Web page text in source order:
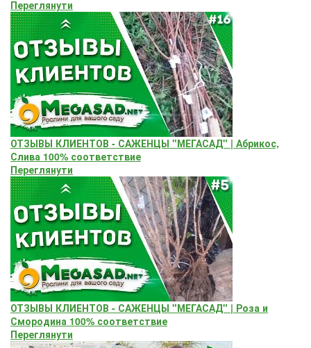
Переглянути
ОТЗЫВЫ КЛИЕНТОВ - САЖЕНЦЫ "МЕГАСАД" | Абрикос,
Слива 100% соответствие
Переглянути
ОТЗЫВЫ КЛИЕНТОВ - САЖЕНЦЫ "МЕГАСАД" | Роза и
Смородина 100% соответствие
Переглянути